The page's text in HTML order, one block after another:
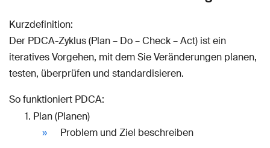
Kurzdefinition:
Der PDCA-Zyklus (Plan – Do – Check – Act) ist ein
iteratives Vorgehen, mit dem Sie Veränderungen planen,
testen, überprüfen und standardisieren.
So funktioniert PDCA:
Plan (Planen)
Problem und Ziel beschreiben